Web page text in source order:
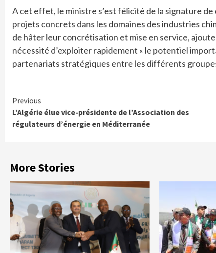
A cet effet, le ministre s’est félicité de la signature
projets concrets dans les domaines des industries
de hâter leur concrétisation et mise en service,
nécessité d’exploiter rapidement « le potentiel
partenariats stratégiques entre les différents
Continue
Reading
Previous
L’Algérie élue vice-présidente de l’Association des
régulateurs d’énergie en Méditerranée
More Stories